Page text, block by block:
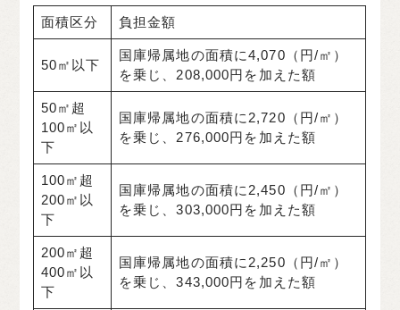
面積区分 負担金額
50㎡以下
国庫帰属地の面積に4,070（円/㎡）
を乗じ、208,000円を加えた額
50㎡超
100㎡以
下
国庫帰属地の面積に2,720（円/㎡）
を乗じ、276,000円を加えた額
100㎡超
200㎡以
下
国庫帰属地の面積に2,450（円/㎡）
を乗じ、303,000円を加えた額
200㎡超
400㎡以
下
国庫帰属地の面積に2,250（円/㎡）
を乗じ、343,000円を加えた額